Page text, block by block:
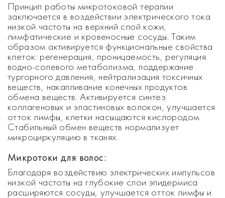
Принцип работы микротоковой терапии
заключается в воздействии электрического тока
низкой частоты на верхний слой кожи,
лимфатические и кровеносные сосуды. Таким
образом активируется функциональные свойства
клеток: регенерация, проницаемость, регуляция
водно-солевого метаболизма, поддержание
тургорного давления, нейтрализация токсичных
веществ, накапливание конечных продуктов
обмена веществ. Активируется синтез
коллагеновых и эластиновых волокон, улучшается
отток лимфы, клетки насыщаются кислородом.
Стабильный обмен веществ нормализует
микроциркуляцию в тканях.
Микротоки для волос:
Благодаря воздействию электрических импульсов
низкой частоты на глубокие слои эпидермиса
расширяются сосуды, улучшается отток лимфы и